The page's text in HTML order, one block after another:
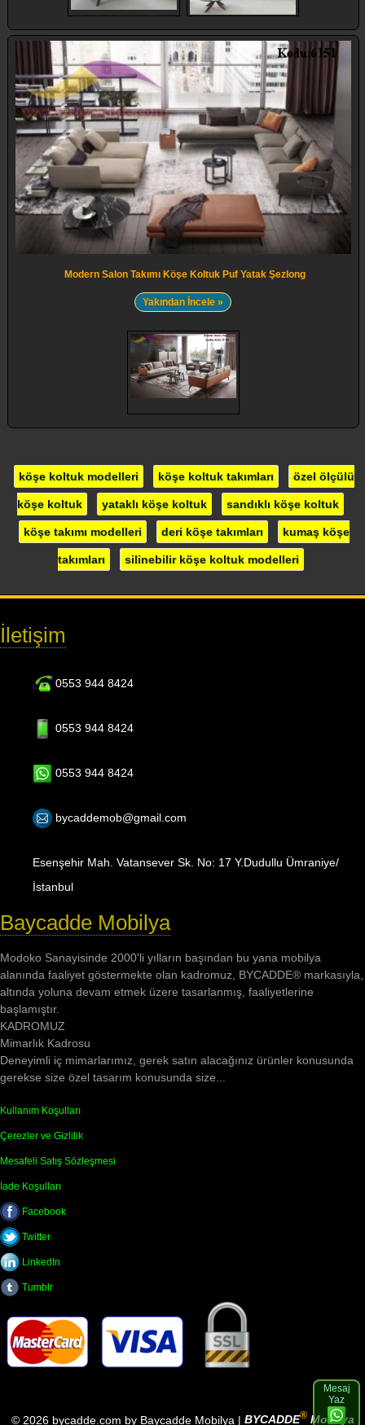
Modern Salon Takımı Köşe Koltuk Puf Yatak Şezlong
Yakından İncele »
köşe koltuk modelleri köşe koltuk takımları özel ölçülü
köşe koltuk yataklı köşe koltuk sandıklı köşe koltuk
köşe takımı modelleri deri köşe takımları kumaş köşe
takımları silinebilir köşe koltuk modelleri
İletişim
0553 944 8424
0553 944 8424
0553 944 8424
bycaddemob@gmail.com
Esenşehir Mah. Vatansever Sk. No: 17 Y.Dudullu Ümraniye/
İstanbul
Baycadde Mobilya
Modoko Sanayisinde 2000'li yılların başından bu yana mobilya
alanında faaliyet göstermekte olan kadromuz, BYCADDE® markasıyla,
altında yoluna devam etmek üzere tasarlanmış, faaliyetlerine
başlamıştır.
KADROMUZ
Mimarlık Kadrosu
Deneyimli iç mimarlarımız, gerek satın alacağınız ürünler konusunda
gerekse size özel tasarım konusunda size...
Kullanım Koşulları
Çerezler ve Gizlilik
Mesafeli Satış Sözleşmesi
İade Koşulları
Facebook
Twitter
LinkedIn
Tumblr
© 2026 bycadde.com by Baycadde Mobilya | BYCADDE®Mobilya
Mesaj
Yaz